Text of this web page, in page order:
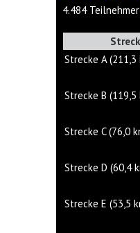
4.484
Strecke A (211,3
Strecke B (119,5
Strecke C (76,0
Strecke D (60,4
Strecke E (53,5